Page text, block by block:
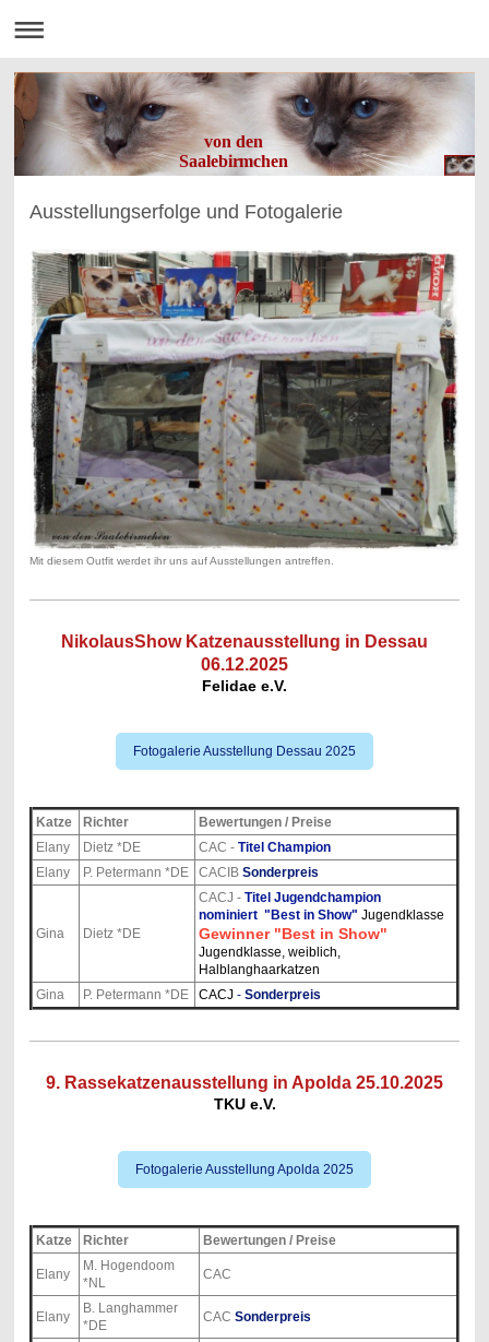
von den
Saalebirmchen
Ausstellungserfolge und Fotogalerie
Mit diesem Outfit werdet ihr uns auf Ausstellungen antreffen.
NikolausShow Katzenausstellung in Dessau
06.12.2025
Felidae e.V.
Fotogalerie Ausstellung Dessau 2025
Katze Richter
Bewertungen / Preise
Elany
Dietz *DE CAC - Titel Champion
Elany
P. Petermann *DE CACIB Sonderpreis
Gina Dietz *DE
CACJ - Titel Jugendchampion
nominiert "Best in Show" Jugendklasse
Gewinner "Best in Show"
Jugendklasse, weiblich,
Halblanghaarkatzen
Gina
P. Petermann *DE CACJ - Sonderpreis
9. Rassekatzenausstellung in Apolda 25.10.2025
TKU e.V.
Fotogalerie Ausstellung Apolda 2025
Katze Richter Bewertungen / Preise
Elany
M. Hogendoom
*NL
CAC
Elany
B. Langhammer
*DE
CAC Sonderpreis